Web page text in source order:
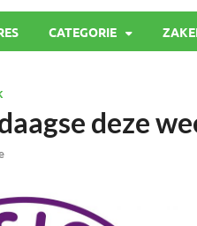
CATEGORIE
deze